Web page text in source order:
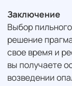
Заключение
Выбор
решение
свое время и
вы получаете
возведении